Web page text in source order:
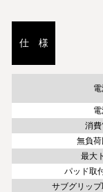
仕 様
消費
無負
最大
パッド取
サブグリップ